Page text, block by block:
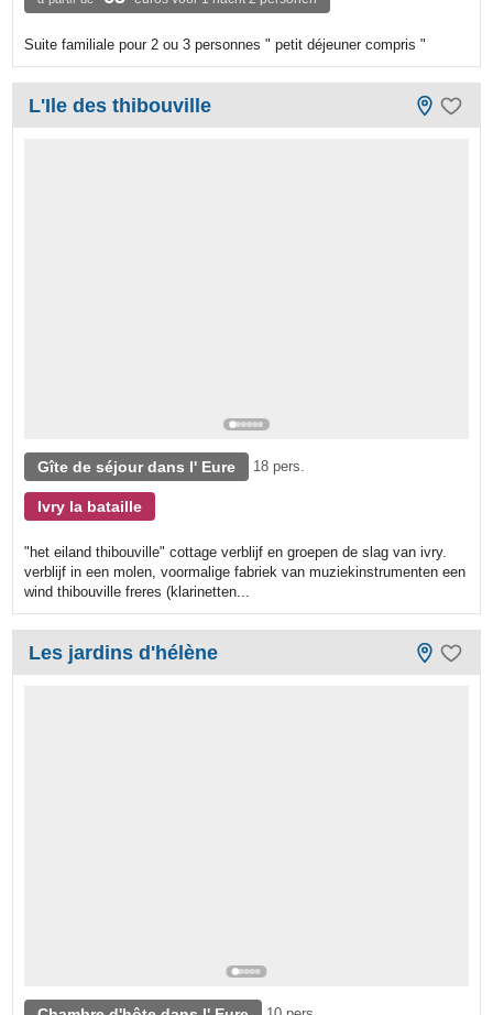
Suite familiale pour 2 ou 3 personnes " petit déjeuner compris "
L'Ile des thibouville
Gîte de séjour dans l' Eure 18 pers.
Ivry la bataille
"het eiland thibouville" cottage verblijf en groepen de slag van ivry.
verblijf in een molen, voormalige fabriek van muziekinstrumenten een
wind thibouville freres (klarinetten...
Les jardins d'hélène